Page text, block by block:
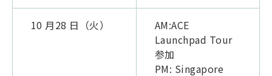
10 月28 日（火）
AM:ACE
Launchpad Tour
参加
PM: Singapore